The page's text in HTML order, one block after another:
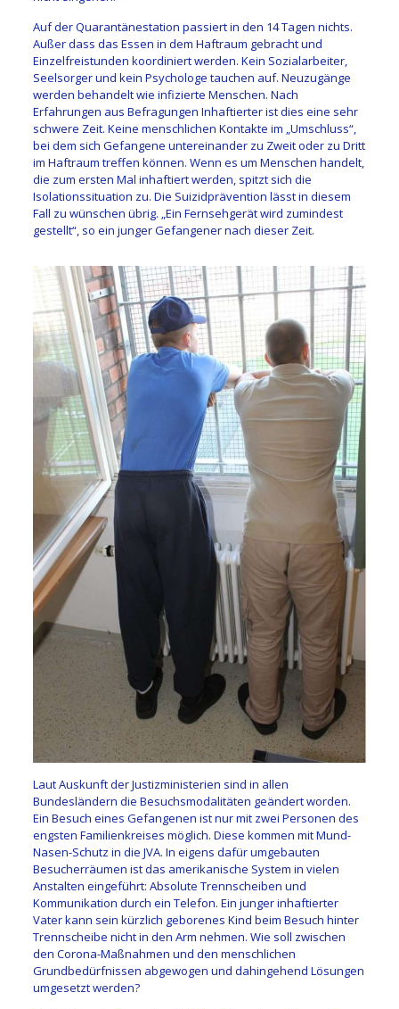
Auf der Quarantänestation passiert in den 14 Tagen nichts.
Außer dass das Essen in dem Haftraum gebracht und
Einzelfreistunden koordiniert werden. Kein Sozialarbeiter,
Seelsorger und kein Psychologe tauchen auf. Neuzugänge
werden behandelt wie infizierte Menschen. Nach
Erfahrungen aus Befragungen Inhaftierter ist dies eine sehr
schwere Zeit. Keine menschlichen Kontakte im „Umschluss“,
bei dem sich Gefangene untereinander zu Zweit oder zu Dritt
im Haftraum treffen können. Wenn es um Menschen handelt,
die zum ersten Mal inhaftiert werden, spitzt sich die
Isolationssituation zu. Die Suizidprävention lässt in diesem
Fall zu wünschen übrig. „Ein Fernsehgerät wird zumindest
gestellt“, so ein junger Gefangener nach dieser Zeit.
Laut Auskunft der Justizministerien sind in allen
Bundesländern die Besuchsmodalitäten geändert worden.
Ein Besuch eines Gefangenen ist nur mit zwei Personen des
engsten Familienkreises möglich. Diese kommen mit Mund-
Nasen-Schutz in die JVA. In eigens dafür umgebauten
Besucherräumen ist das amerikanische System in vielen
Anstalten eingeführt: Absolute Trennscheiben und
Kommunikation durch ein Telefon. Ein junger inhaftierter
Vater kann sein kürzlich geborenes Kind beim Besuch hinter
Trennscheibe nicht in den Arm nehmen. Wie soll zwischen
den Corona-Maßnahmen und den menschlichen
Grundbedürfnissen abgewogen und dahingehend Lösungen
umgesetzt werden?